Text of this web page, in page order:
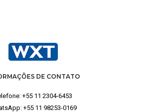
DE CONTATO
+55 11 2304-6453
+55 11 98253-0169